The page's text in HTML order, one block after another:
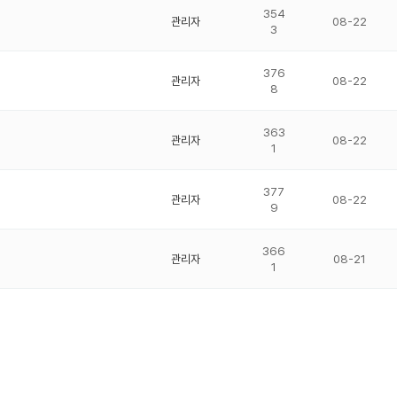
관리자
354
3
08-22
관리자
376
8
08-22
관리자
363
1
08-22
관리자
377
9
08-22
관리자
366
1
08-21